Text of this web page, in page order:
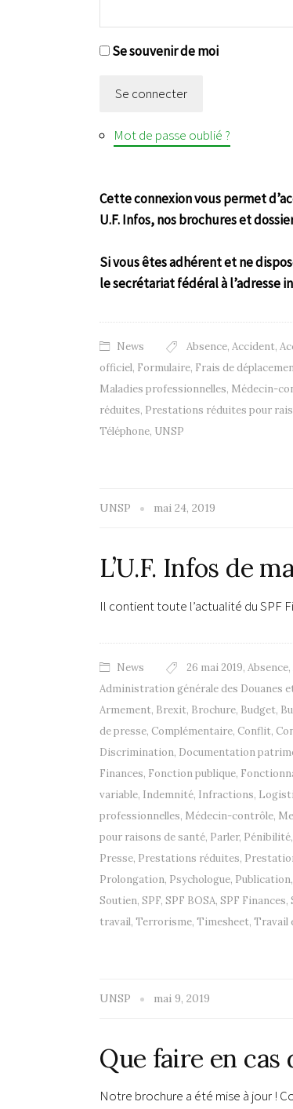
Se souvenir de moi
Se connecter
Mot de passe oublié ?
Cette connexion vous permet
U.F. Infos, nos brochures et
Si vous êtes adhérent et ne
le secrétariat fédéral à l’adresse
News Absence, Accident,
officiel, Formulaire, Frais de
Maladies professionnelles, Médecin-
réduites, Prestations réduites pour
Téléphone, UNSP
UNSP mai 24, 2019
L’U.F. Infos de
Il contient toute l’actualité du SPF
News 26 mai 2019, Absence,
Administration générale des Douanes
Armement, Brexit, Brochure, Budget,
de presse, Complémentaire, Conflit,
Discrimination, Documentation
Finances, Fonction publique,
variable, Indemnité, Infractions,
professionnelles, Médecin-contrôle,
pour raisons de santé, Parler, Pénibilité,
Presse, Prestations réduites,
Prolongation, Psychologue, Publication,
Soutien, SPF, SPF BOSA, SPF Finances,
travail, Terrorisme, Timesheet, Travail
UNSP mai 9, 2019
Que faire en cas
Notre brochure a été mise à jour !